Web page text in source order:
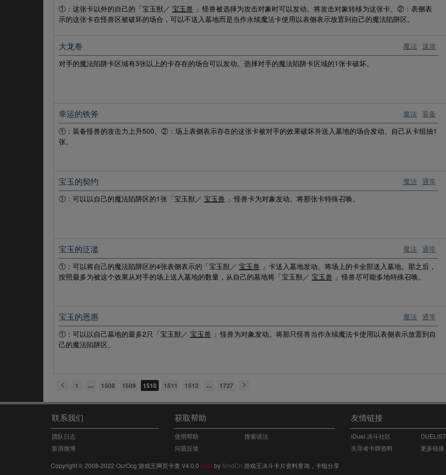
①：这张卡以外的自己的「宝玉獣／ 宝玉兽 」怪兽被选择为攻击对象时可以发动。将攻击对象转移为这张卡。②：表侧表
示的这张卡在怪兽区被破坏的场合，可以不送入墓地而是当作永续魔法卡使用以表侧表示放置到自己的魔法陷阱区。
魔法 速攻
大龙卷
对手的魔法陷阱卡区域有3张以上的卡存在的场合可以发动。选择对手的魔法陷阱卡区域的1张卡破坏。
魔法 装备
幸运的铁斧
①：装备怪兽的攻击力上升500。②：场上表侧表示存在的这张卡被对手的效果破坏并送入墓地的场合发动。自己从卡组抽1
张。
魔法 通常
宝玉的契约
①：可以以自己的魔法陷阱区的1张「宝玉獣／ 宝玉兽 」怪兽卡为对象发动。将那张卡特殊召唤。
魔法 通常
宝玉的泛滥
①：可以将自己的魔法陷阱区的4张表侧表示的「宝玉獣／ 宝玉兽 」卡送入墓地发动。将场上的卡全部送入墓地。那之后，
按照最多为被这个效果从对手的场上送入墓地的数量，从自己的墓地将「宝玉獣／ 宝玉兽 」怪兽尽可能多地特殊召唤。
魔法 通常
宝玉的恩惠
①：可以以自己墓地的最多2只「宝玉獣／ 宝玉兽 」怪兽为对象发动。将那只怪兽当作永续魔法卡使用以表侧表示放置到自
己的魔法陷阱区。
1 1508 1509 1510 1511 1512 1727
联系我们
团队日志
新浪微博
获取帮助
使用帮助
搜索语法
问题反馈
友情链接
iDuel 决斗社区
先导者卡牌资料
更多链接
Copyright © 2008-2022 OurOcg 游戏王网页卡查 V4.0.0 beta by SmdCn 游戏王决斗卡片资料查询，卡组分享